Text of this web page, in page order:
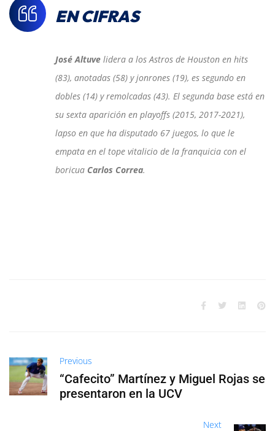
EN CIFRAS
José Altuve lidera a los Astros de Houston en hits
(83), anotadas (58) y jonrones (19), es segundo en
dobles (14) y remolcadas (43). El segunda base está en
su sexta aparición en playoffs (2015, 2017-2021),
lapso en que ha disputado 67 juegos, lo que le
empata en el tope vitalicio de la franquicia con el
boricua Carlos Correa.
Previous
“Cafecito” Martínez y Miguel Rojas se
presentaron en la UCV
Next